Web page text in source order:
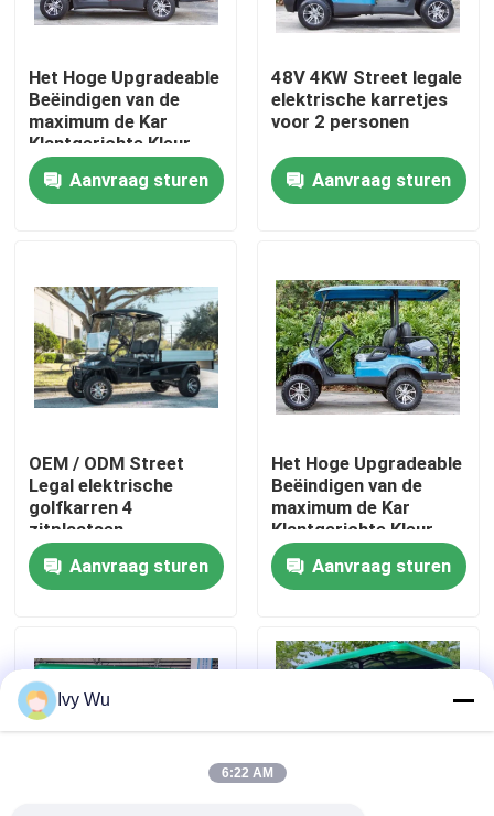
Huis
Ongeveer ons
Fabrieksreis
Kwaliteitscontrole
Contact de V.S.
Nieuws
De Zijspiegels van de golfkar
Het Wieldekking van de golfkar
Het Hoge Upgradeable
Beëindigen van de
maximum de Kar
Klantgerichte Kleur
van het
Snelheids30mph
Elektrische Golf
Aanvraag sturen
48V 4KW Street legale
elektrische karretjes
voor 2 personen
Aanvraag sturen
OEM / ODM Street
Legal elektrische
golfkarren 4
zitplaatsen
Aanvraag sturen
Het Hoge Upgradeable
Beëindigen van de
maximum de Kar
Klantgerichte Kleur
van het Snelheids
Elektrische 30mph
Golf
Aanvraag sturen
Ivy Wu
6:22 AM